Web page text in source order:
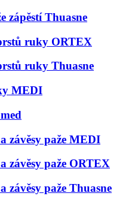
zápěstí Thuasne
ruky ORTEX
ruky Thuasne
MEDI
závěsy paže MEDI
závěsy paže ORTEX
závěsy paže Thuasne